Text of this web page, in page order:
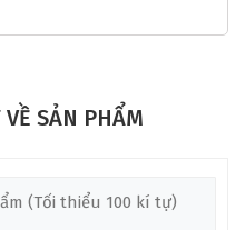
SẢN PHẨM